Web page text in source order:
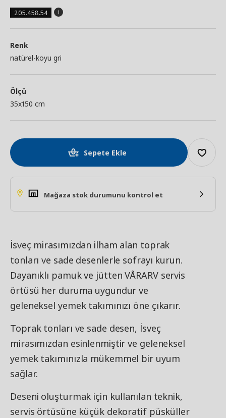
205.458.54
Renk
natürel-koyu gri
Ölçü
35x150 cm
Sepete Ekle
Mağaza stok durumunu kontrol et
İsveç mirasımızdan ilham alan toprak
tonları ve sade desenlerle sofrayı kurun.
Dayanıklı pamuk ve jütten VÅRARV servis
örtüsü her duruma uygundur ve
geleneksel yemek takımınızı öne çıkarır.
Toprak tonları ve sade desen, İsveç
mirasımızdan esinlenmiştir ve geleneksel
yemek takımınızla mükemmel bir uyum
sağlar.
Deseni oluşturmak için kullanılan teknik,
servis örtüsüne küçük dekoratif püsküller